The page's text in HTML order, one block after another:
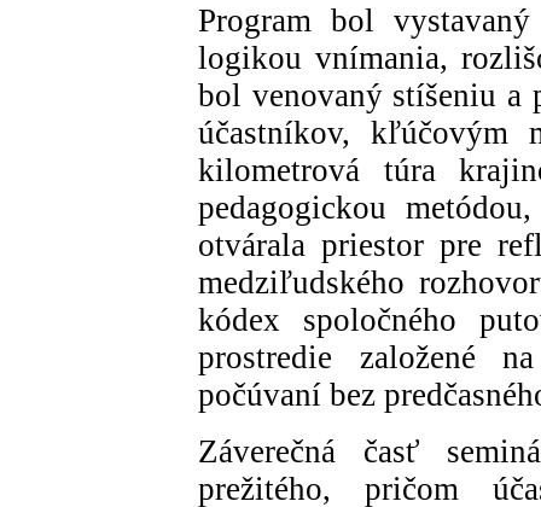
Program bol
logikou vnímania,
bol venovaný stíšeniu a
účastníkov, kľúčovým
kilometrová túra
pedagogickou
otvárala priestor pre
medziľudského
kódex spoločného
prostredie založené
počúvaní bez
Záverečná časť
prežitého, pričom